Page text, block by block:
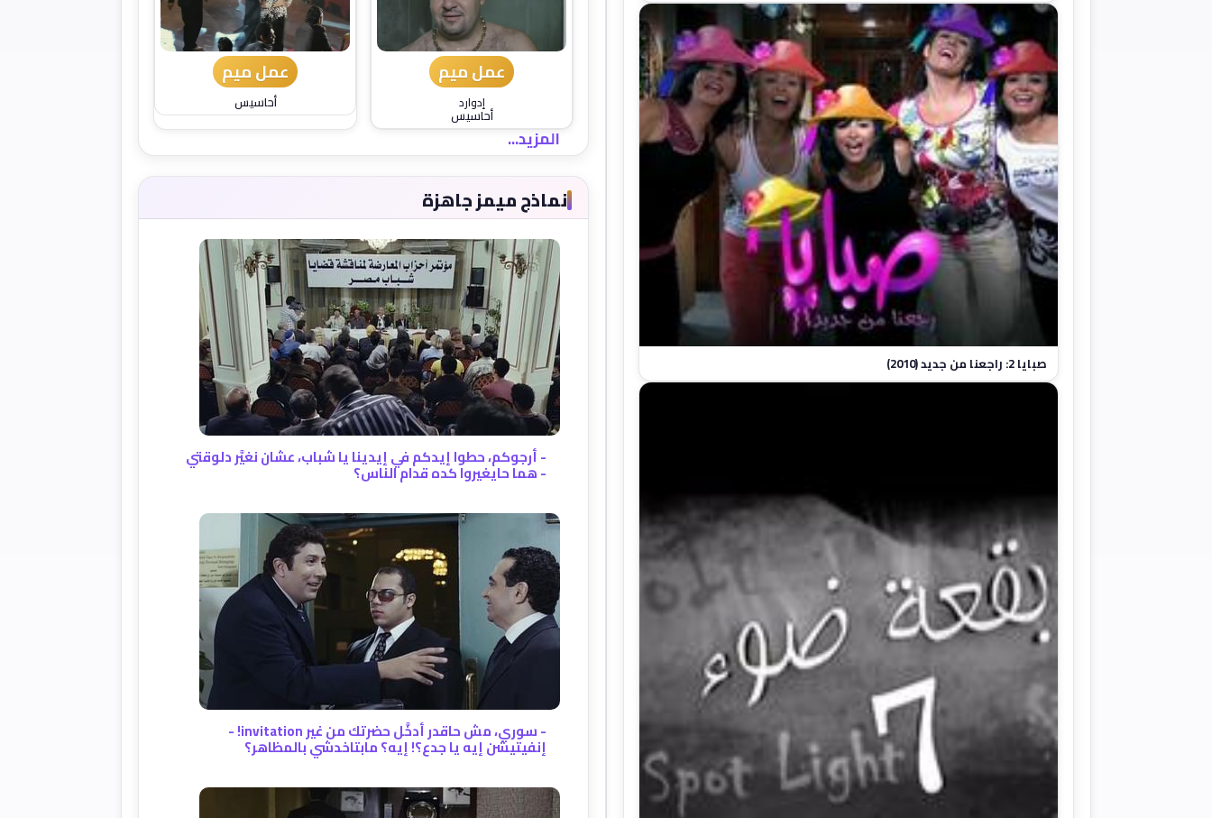
صبايا 2: راجعنا من جديد (2010)
عمل ميم
إدوارد
أحاسيس
عمل ميم
أحاسيس
المزيد...
نماذج ميمز جاهزة
- أرجوكم، حطوا إيدكم في إيدينا يا شباب، عشان نغيَّر دلوقتي
- هما حايغيروا كده قدام الناس؟
- سوري، مش حاقدر أدخَّل حضرتك من غير invitation! -
إنفيتيشن إيه يا جدع؟! إيه؟ مابتاخدشي بالمظاهر؟